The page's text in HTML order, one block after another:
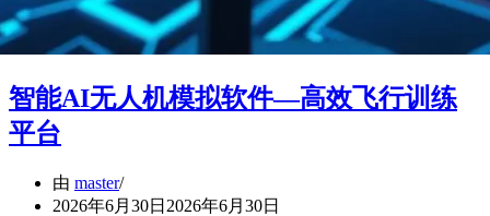
智能AI无人机模拟软件—高效飞行训练
平台
由 master
2026年6月30日 2026年6月30日